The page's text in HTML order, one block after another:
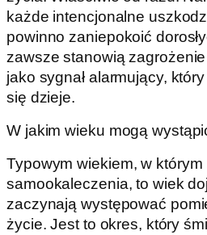
każde intencjonalne
powinno zaniepokoić
zawsze stanowią
jako sygnał alarmujący,
się dzieje.
W jakim wieku mogą
Typowym wiekiem, w którym
samookaleczenia, to wiek
zaczynają występować
życie. Jest to okres, który